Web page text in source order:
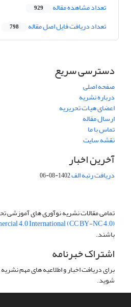
تعداد مشاهده مقاله 929
تعداد دریافت فایل اصل مقاله 798
دسترسی سریع
صفحه اصلی
درباره نشریه
اعضای هیات تحریریه
ارسال مقاله
تماس با ما
نقشه سایت
آخرین اخبار
دریافت رتبه الف1402-08-06
تمامی مقالات نشریه نوآوری های آموزشی
4.0 International (CC BY-NC 4.0)
باشند.
اشتراک خبرنامه
برای دریافت اخبار و اطلاعیه های مهم
شوید.